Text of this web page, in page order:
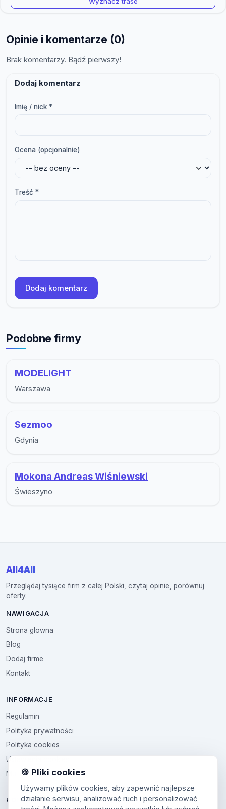
Opinie i komentarze (0)
Brak komentarzy. Bądź pierwszy!
Dodaj komentarz
Imię / nick *
Ocena (opcjonalnie)
Treść *
Dodaj komentarz
Podobne firmy
MODELIGHT
Warszawa
Sezmoo
Gdynia
Mokona Andreas Wiśniewski
Świeszyno
All4All
Przeglądaj tysiące firm z całej Polski, czytaj opinie, porównuj
oferty.
NAWIGACJA
Strona glowna
Blog
Dodaj firme
Kontakt
INFORMACJE
Regulamin
Polityka prywatności
Polityka cookies
Ustawienia cookies
Multikod
KONTO
🍪 Pliki cookies
Używamy plików cookies, aby zapewnić najlepsze
działanie serwisu, analizować ruch i personalizować